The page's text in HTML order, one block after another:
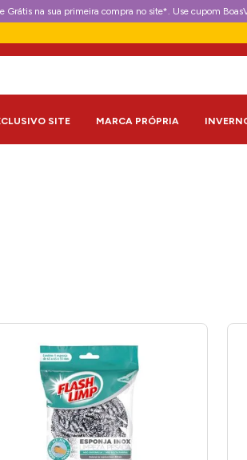
Grátis na sua primeira compra no site*. Use cupom
SITE MARCA PRÓPRIA